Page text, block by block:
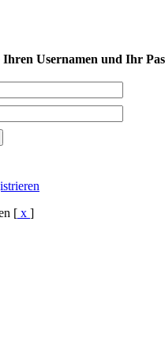
Ihren Usernamen und Ihr
[ x ]